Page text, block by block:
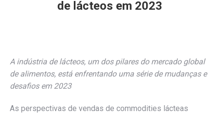
de lácteos em 2023
A indústria de lácteos, um dos pilares do mercado global
de alimentos, está enfrentando uma série de mudanças e
desafios em 2023
As perspectivas de vendas de commodities lácteas